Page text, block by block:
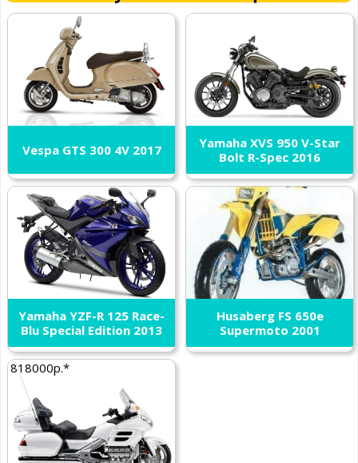
Vespa GTS 300 4V 2017
Yamaha XVS 950 V-Star
Bolt R-Spec 2016
Yamaha YZF-R 125 Race-
Blu Special Edition 2013
Husaberg FS 650e
Supermoto 2001
818000р.*